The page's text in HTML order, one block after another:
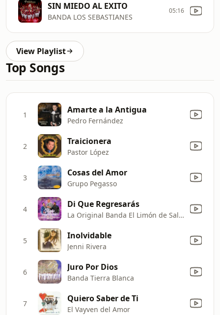
SIN MIEDO AL EXITO
BANDA LOS SEBASTIANES
05:16
View Playlist
Top Songs
1 Amarte a la Antigua
Pedro Fernández
2 Traicionera
Pastor López
3 Cosas del Amor
Grupo Pegasso
4 Di Que Regresarás
La Original Banda El Limón de Salvador Lizárraga & Lorenzo Mendez
5 Inolvidable
Jenni Rivera
6 Juro Por Dios
Banda Tierra Blanca
7 Quiero Saber de Ti
El Vayven del Amor